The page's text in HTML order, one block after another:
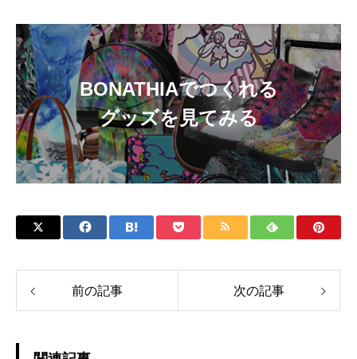
BONATHIAでつくれる
グッズを見てみる
前の記事 次の記事